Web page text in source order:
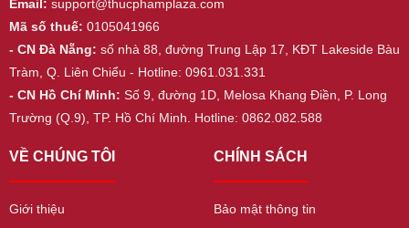
Email: support@thucphamplaza.com
Mã số thuế: 0105041966
- CN Đà Nẵng: số nhà 88, đường Trung Lập 17, KĐT Lakeside Bàu
Tràm, Q. Liên Chiểu - Hotline: 0961.031.331
- CN Hồ Chí Minh: Số 9, đường 1D, Melosa Khang Điền, P. Long
Trường (Q.9), TP. Hồ Chí Minh. Hotline: 0862.082.588
VỀ CHÚNG TÔI
Giới thiệu
CHÍNH SÁCH
Bảo mật thông tin